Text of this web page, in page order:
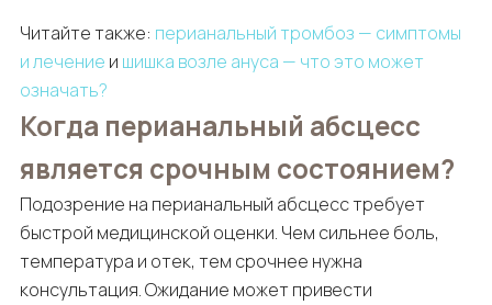
Читайте также: перианальный тромбоз — симптомы
и лечение и шишка возле ануса — что это может
означать?
Когда перианальный абсцесс
является срочным состоянием?
Подозрение на перианальный абсцесс требует
быстрой медицинской оценки. Чем сильнее боль,
температура и отек, тем срочнее нужна
консультация. Ожидание может привести